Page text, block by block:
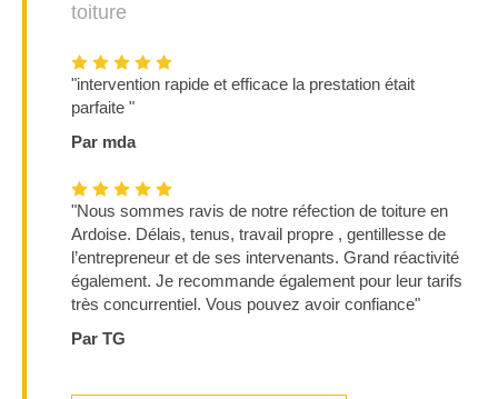
toiture
"intervention rapide et efficace la prestation était
parfaite "
Par mda
"Nous sommes ravis de notre réfection de toiture en
Ardoise. Délais, tenus, travail propre , gentillesse de
l’entrepreneur et de ses intervenants. Grand réactivité
également. Je recommande également pour leur tarifs
très concurrentiel. Vous pouvez avoir confiance"
Par TG